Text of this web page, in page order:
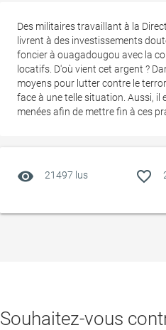
Des militaires travaillant à la
livrent à des investissements
foncier à ouagadougou avec la
locatifs. D'où vient cet argent ?
moyens pour lutter contre le
face à une telle situation. Aussi,
menées afin de mettre fin à ces
visibility 21497 lus favorite_outline
Souhaitez-vous